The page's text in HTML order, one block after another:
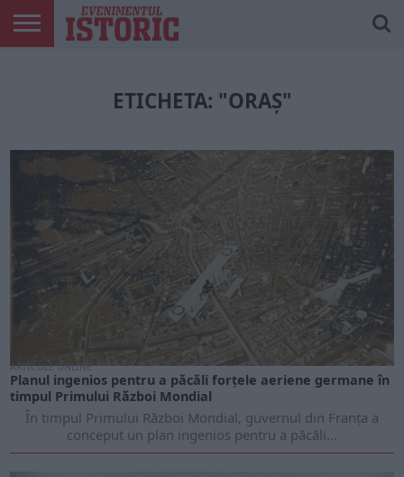
ETICHETA: "ORAȘ"
ARTICOLE ONLINE
Planul ingenios pentru a păcăli forțele aeriene germane în
timpul Primului Război Mondial
În timpul Primului Război Mondial, guvernul din Franța a
conceput un plan ingenios pentru a păcăli...